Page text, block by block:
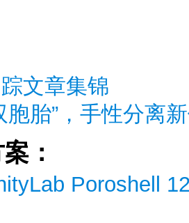
文章集锦
胞胎”，手性分离
：
Poroshell